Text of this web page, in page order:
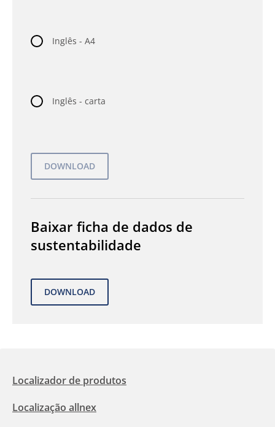
Inglês - A4
Inglês - carta
Baixar ficha de dados de
sustentabilidade
Localizador de produtos
Localização allnex